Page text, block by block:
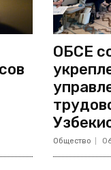
ОБСЕ
Общество